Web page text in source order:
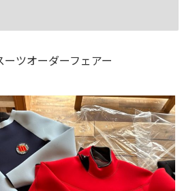
ツオーダーフェアー